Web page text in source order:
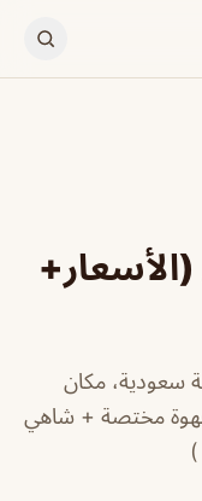
سعودية، مكان
مختصة + شاهي